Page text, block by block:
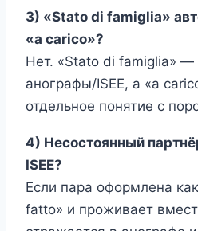
3) «Stato di famiglia»
«a carico»?
Нет. «Stato di famiglia» —
анографы/ISEE, а «a
отдельное понятие с
4) Несостоянный
ISEE?
Если пара оформлена
fatto» и проживает